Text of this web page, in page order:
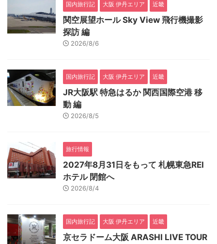
国内旅行記 大阪 伊丹エリア 近畿
関空展望ホール Sky View 飛行機撮影
探訪 編
2026/8/6
国内旅行記 大阪 伊丹エリア 近畿
JR大阪駅 特急はるか 関西国際空港 移
動 編
2026/8/5
旅行情報
2027年8月31日をもって 札幌東急REI
ホテル 閉館へ
2026/8/4
国内旅行記 大阪 伊丹エリア 近畿
京セラドーム大阪 ARASHI LIVE TOUR